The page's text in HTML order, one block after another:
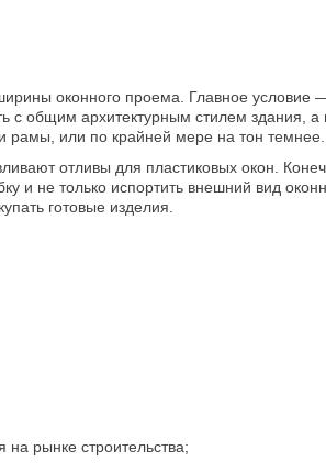
оконного проема. Главное условие
с общим архитектурным стилем здания, а
рамы, или по крайней мере на тон темнее.
отливы для пластиковых окон.
и не только испортить внешний вид
готовые изделия.
рынке строительства;